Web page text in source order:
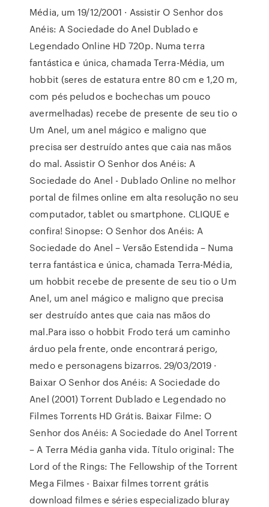
Média, um 19/12/2001 · Assistir O Senhor dos
Anéis: A Sociedade do Anel Dublado e
Legendado Online HD 720p. Numa terra
fantástica e única, chamada Terra-Média, um
hobbit (seres de estatura entre 80 cm e 1,20 m,
com pés peludos e bochechas um pouco
avermelhadas) recebe de presente de seu tio o
Um Anel, um anel mágico e maligno que
precisa ser destruído antes que caia nas mãos
do mal. Assistir O Senhor dos Anéis: A
Sociedade do Anel - Dublado Online no melhor
portal de filmes online em alta resolução no seu
computador, tablet ou smartphone. CLIQUE e
confira! Sinopse: O Senhor dos Anéis: A
Sociedade do Anel – Versão Estendida – Numa
terra fantástica e única, chamada Terra-Média,
um hobbit recebe de presente de seu tio o Um
Anel, um anel mágico e maligno que precisa
ser destruído antes que caia nas mãos do
mal.Para isso o hobbit Frodo terá um caminho
árduo pela frente, onde encontrará perigo,
medo e personagens bizarros. 29/03/2019 ·
Baixar O Senhor dos Anéis: A Sociedade do
Anel (2001) Torrent Dublado e Legendado no
Filmes Torrents HD Grátis. Baixar Filme: O
Senhor dos Anéis: A Sociedade do Anel Torrent
– A Terra Média ganha vida. Título original: The
Lord of the Rings: The Fellowship of the Torrent
Mega Filmes - Baixar filmes torrent grátis
download filmes e séries especializado bluray